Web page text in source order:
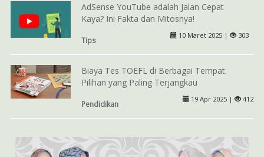
AdSense YouTube adalah Jalan Cepat
Kaya? Ini Fakta dan Mitosnya!
Tips
10 Maret 2025 | 303
Biaya Tes TOEFL di Berbagai Tempat:
Pilihan yang Paling Terjangkau
Pendidikan
19 Apr 2025 | 412